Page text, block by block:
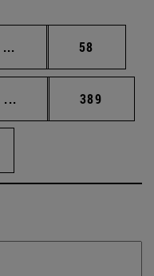
... Páginas intermedias
Página
58
... Páginas intermedias
Página
389